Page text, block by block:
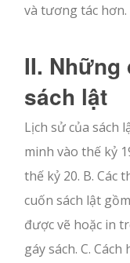
và tương tác hơn.
II. Những
sách lật
Lịch sử của sách
minh vào thế kỷ
thế kỷ 20. B. Các
cuốn sách lật
được vẽ hoặc in
gáy sách. C.